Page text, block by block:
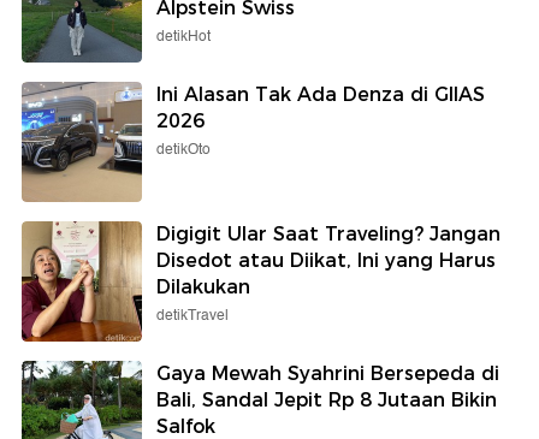
Alpstein Swiss
detikHot
Ini Alasan Tak Ada Denza di GIIAS
2026
detikOto
Digigit Ular Saat Traveling? Jangan
Disedot atau Diikat, Ini yang Harus
Dilakukan
detikTravel
Gaya Mewah Syahrini Bersepeda di
Bali, Sandal Jepit Rp 8 Jutaan Bikin
Salfok